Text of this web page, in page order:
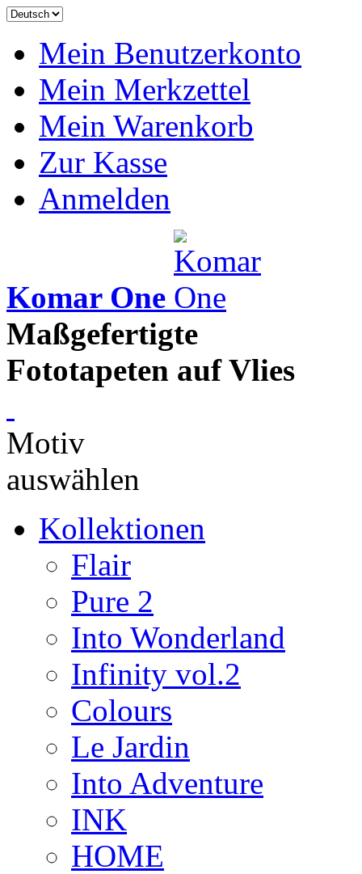
Mein Benutzerkonto
Mein Merkzettel
Mein Warenkorb
Zur Kasse
Anmelden
Komar One
Maßgefertigte
Fototapeten auf Vlies
Motiv
auswählen
Kollektionen
Flair
Pure 2
Into Wonderland
Infinity vol.2
Colours
Le Jardin
Into Adventure
INK
HOME